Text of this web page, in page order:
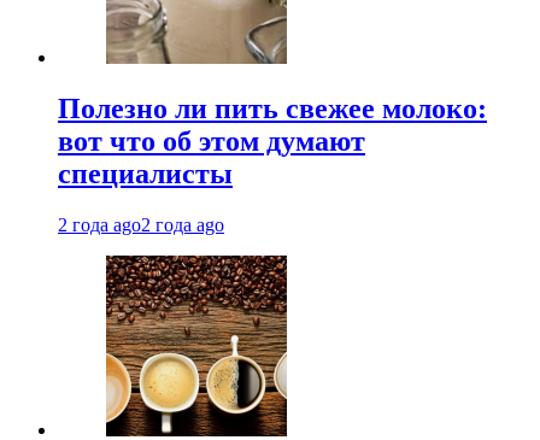
Полезно ли пить свежее молоко:
вот что об этом думают
специалисты
2 года ago2 года ago